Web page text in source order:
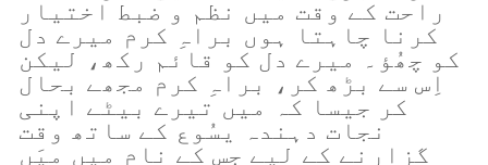
راحت کے وقت میں نظم و ضبط اختیار
کرنا چاہتا ہوں براہِ کرم میرے دل
کو چھُؤ۔ میرے دل کو قائم رکھ، لیکن
اِس سے بڑھ کر، براہِ کرم مجھے بحال
کر جیسا کہ میں تیرے بیٹے اپنی
نجات دہندہ یسُوع کے ساتھ وقت
گزارنے کے لیے جس کے نام میں میَں